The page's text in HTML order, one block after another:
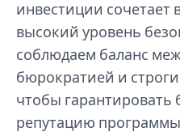
инвестиции сочетает
высокий уровень
соблюдаем баланс
бюрократией и
чтобы гарантировать
репутацию